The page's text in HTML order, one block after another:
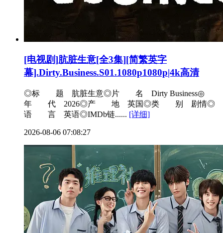
[电视剧]肮脏生意[全3集][简繁英字
幕].Dirty.Business.S01.1080p1080p|4k高清
◎标 题 肮脏生意◎片 名 Dirty Business◎
年 代 2026◎产 地 英国◎类 别 剧情◎
语 言 英语◎IMDb链...... [详细]
2026-08-06 07:08:27